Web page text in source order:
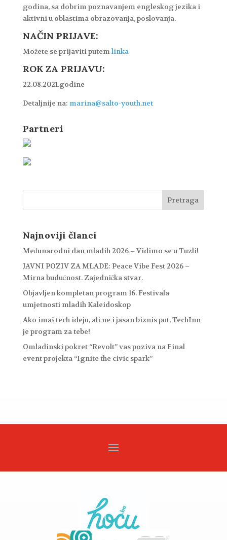
godina, sa dobrim poznavanjem engleskog jezika i
aktivni u oblastima obrazovanja, poslovanja.
NAČIN PRIJAVE:
Možete se prijaviti putem linka
ROK ZA PRIJAVU:
22.08.2021.godine
Detaljnije na: marina@salto-youth.net
Partneri
Najnoviji članci
Međunarodni dan mladih 2026 – Vidimo se u Tuzli!
JAVNI POZIV ZA MLADE: Peace Vibe Fest 2026 –
Mirna budućnost. Zajednička stvar.
Objavljen kompletan program 16. Festivala
umjetnosti mladih Kaleidoskop
Ako imaš tech ideju, ali ne i jasan biznis put, TechInn
je program za tebe!
Omladinski pokret “Revolt” vas poziva na Final
event projekta “Ignite the civic spark”